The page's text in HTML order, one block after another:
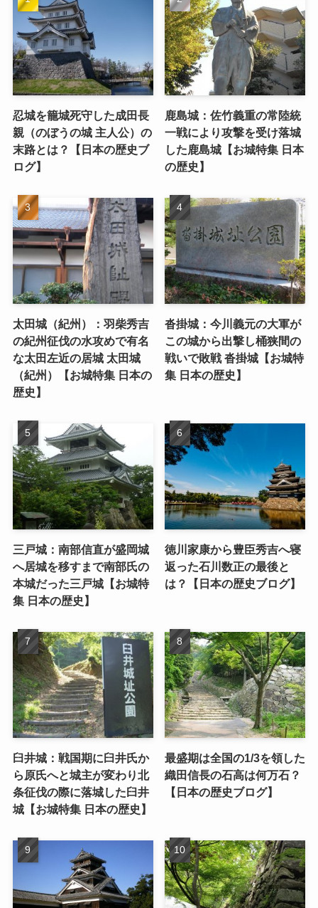
忍城を籠城死守した成田長
親（のぼうの城 主人公）の
末路とは？【日本の歴史ブ
ログ】
鹿島城：佐竹義重の常陸統
一戦により攻撃を受け落城
した鹿島城【お城特集 日本
の歴史】
太田城（紀州）：羽柴秀吉
の紀州征伐の水攻めで有名
な太田左近の居城 太田城
（紀州）【お城特集 日本の
歴史】
沓掛城：今川義元の大軍が
この城から出撃し桶狭間の
戦いで敗戦 沓掛城【お城特
集 日本の歴史】
三戸城：南部信直が盛岡城
へ居城を移すまで南部氏の
本城だった三戸城【お城特
集 日本の歴史】
徳川家康から豊臣秀吉へ寝
返った石川数正の最後と
は？【日本の歴史ブログ】
臼井城：戦国期に臼井氏か
ら原氏へと城主が変わり北
条征伐の際に落城した臼井
城【お城特集 日本の歴史】
最盛期は全国の1/3を領した
織田信長の石高は何万石？
【日本の歴史ブログ】